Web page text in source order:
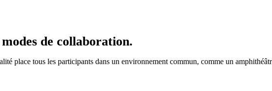
de collaboration.
place tous les participants dans un environnement commun, comme un